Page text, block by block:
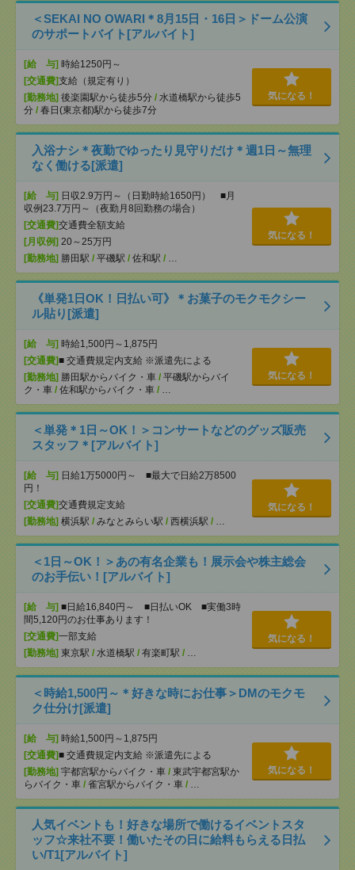
＜SEKAI NO OWARI＊8月15日・16日＞ドーム公演
のサポートバイト[アルバイト]
[給 与] 時給1250円～
[交通費]支給（規定有り）
[勤務地] 後楽園駅から徒歩5分 / 水道橋駅から徒歩5
分 / 春日(東京都)駅から徒歩7分
気になる！
入浴ナシ＊夜勤でゆったり見守りだけ＊週1日～無理
なく働ける[派遣]
[給 与] 日収2.9万円～（日勤時給1650円） ■月
収例23.7万円～（夜勤月8回勤務の場合）
[交通費]交通費全額支給
[月収例] 20～25万円
[勤務地] 勝田駅 / 平磯駅 / 佐和駅 / …
気になる！
《単発1日OK！日払い可》＊お菓子のモクモクシー
ル貼り[派遣]
[給 与] 時給1,500円～1,875円
[交通費]■ 交通費規定内支給 ※派遣先による
[勤務地] 勝田駅からバイク・車 / 平磯駅からバイ
ク・車 / 佐和駅からバイク・車 / …
気になる！
＜単発＊1日～OK！＞コンサートなどのグッズ販売
スタッフ＊[アルバイト]
[給 与] 日給1万5000円～ ■最大で日給2万8500
円！
[交通費]交通費規定支給
[勤務地] 横浜駅 / みなとみらい駅 / 西横浜駅 / …
気になる！
＜1日～OK！＞あの有名企業も！展示会や株主総会
のお手伝い！[アルバイト]
[給 与] ■日給16,840円～ ■日払いOK ■実働3時
間5,120円のお仕事あります！
[交通費]一部支給
[勤務地] 東京駅 / 水道橋駅 / 有楽町駅 / …
気になる！
＜時給1,500円～＊好きな時にお仕事＞DMのモクモ
ク仕分け[派遣]
[給 与] 時給1,500円～1,875円
[交通費]■ 交通費規定内支給 ※派遣先による
[勤務地] 宇都宮駅からバイク・車 / 東武宇都宮駅か
らバイク・車 / 雀宮駅からバイク・車 / …
気になる！
人気イベントも！好きな場所で働けるイベントスタ
ッフ☆来社不要！働いたその日に給料もらえる日払
い/T1[アルバイト]